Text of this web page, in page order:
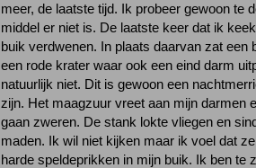
meer, de laatste tijd. Ik probeer gewoon te
middel er niet is. De laatste keer dat ik
buik verdwenen. In plaats daarvan zat een
een rode krater waar ook een eind darm
natuurlijk niet. Dit is gewoon een
zijn. Het maagzuur vreet aan mijn darmen
gaan zweren. De stank lokte vliegen en
maden. Ik wil niet kijken maar ik voel dat
harde speldeprikken in mijn buik. Ik ben te